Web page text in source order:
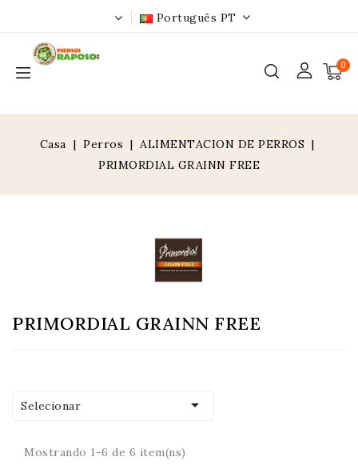
Português PT
0
Casa Perros
ALIMENTACION DE PERROS
PRIMORDIAL GRAINN FREE
PRIMORDIAL GRAINN FREE
Selecionar 
Mostrando 1-6 de 6 item(ns)